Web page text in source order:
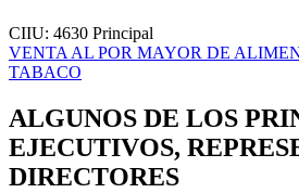
CIIU: 4630 Principal
VENTA AL POR MAYOR DE
TABACO
ALGUNOS DE LOS
EJECUTIVOS,
DIRECTORES